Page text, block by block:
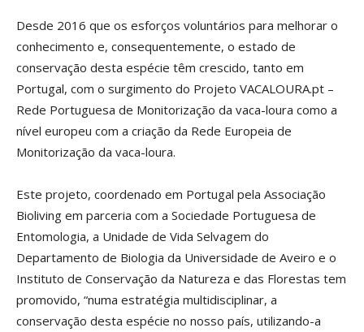
Desde 2016 que os esforços voluntários para melhorar o
conhecimento e, consequentemente, o estado de
conservação desta espécie têm crescido, tanto em
Portugal, com o surgimento do Projeto VACALOURA.pt –
Rede Portuguesa de Monitorização da vaca-loura como a
nível europeu com a criação da Rede Europeia de
Monitorização da vaca-loura.
Este projeto, coordenado em Portugal pela Associação
Bioliving em parceria com a Sociedade Portuguesa de
Entomologia, a Unidade de Vida Selvagem do
Departamento de Biologia da Universidade de Aveiro e o
Instituto de Conservação da Natureza e das Florestas tem
promovido, “numa estratégia multidisciplinar, a
conservação desta espécie no nosso país, utilizando-a